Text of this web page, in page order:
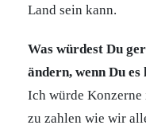
Land sein kann.
Was würdest Du
ändern, wenn Du es
Ich würde Konzerne
zu zahlen wie wir